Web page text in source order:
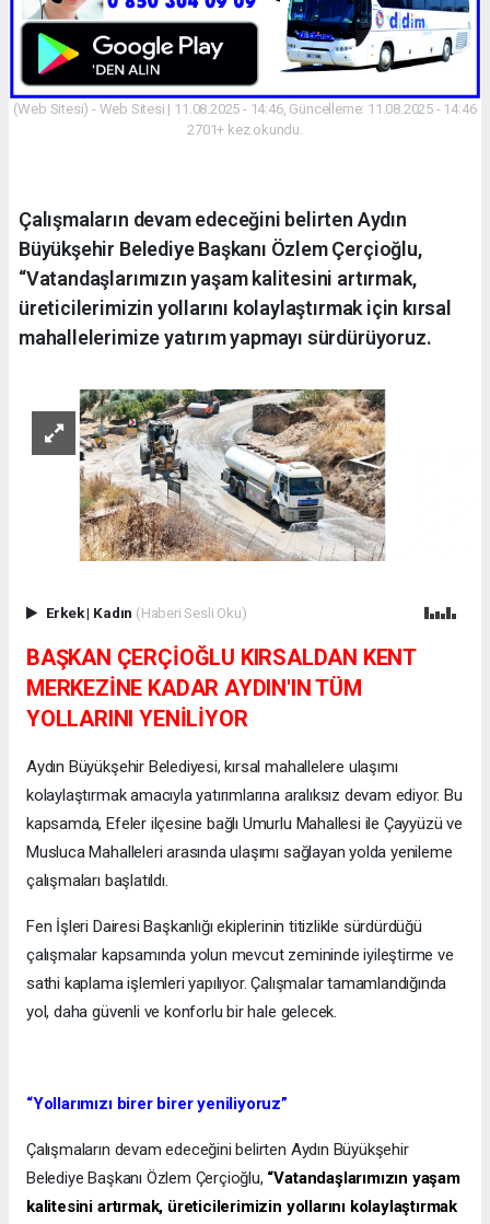
(Web Sitesi) - Web Sitesi | 11.08.2025 - 14:46, Güncelleme: 11.08.2025 - 14:46
2701+ kez okundu.
Çalışmaların devam edeceğini belirten Aydın
Büyükşehir Belediye Başkanı Özlem Çerçioğlu,
“Vatandaşlarımızın yaşam kalitesini artırmak,
üreticilerimizin yollarını kolaylaştırmak için kırsal
mahallelerimize yatırım yapmayı sürdürüyoruz.
Erkek| Kadın (Haberi Sesli Oku)
BAŞKAN ÇERÇİOĞLU KIRSALDAN KENT
MERKEZİNE KADAR AYDIN'IN TÜM
YOLLARINI YENİLİYOR
Aydın Büyükşehir Belediyesi, kırsal mahallelere ulaşımı
kolaylaştırmak amacıyla yatırımlarına aralıksız devam ediyor. Bu
kapsamda, Efeler ilçesine bağlı Umurlu Mahallesi ile Çayyüzü ve
Musluca Mahalleleri arasında ulaşımı sağlayan yolda yenileme
çalışmaları başlatıldı.
Fen İşleri Dairesi Başkanlığı ekiplerinin titizlikle sürdürdüğü
çalışmalar kapsamında yolun mevcut zemininde iyileştirme ve
sathi kaplama işlemleri yapılıyor. Çalışmalar tamamlandığında
yol, daha güvenli ve konforlu bir hale gelecek.
“Yollarımızı birer birer yeniliyoruz”
Çalışmaların devam edeceğini belirten Aydın Büyükşehir
Belediye Başkanı Özlem Çerçioğlu, “Vatandaşlarımızın yaşam
kalitesini artırmak, üreticilerimizin yollarını kolaylaştırmak